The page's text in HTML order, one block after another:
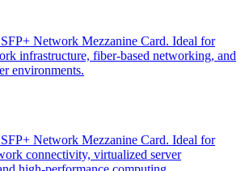
Network Mezzanine Card. Ideal for
infrastructure, fiber-based networking, and
environments.
Network Mezzanine Card. Ideal for
connectivity, virtualized server